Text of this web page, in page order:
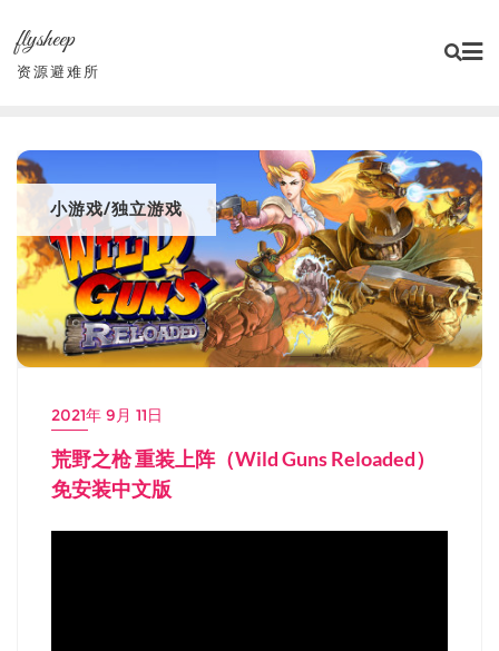
content
flysheep
资源避难所
小游戏/独立游戏
2021年 9月 11日
荒野之枪 重装上阵（Wild Guns Reloaded）
免安装中文版